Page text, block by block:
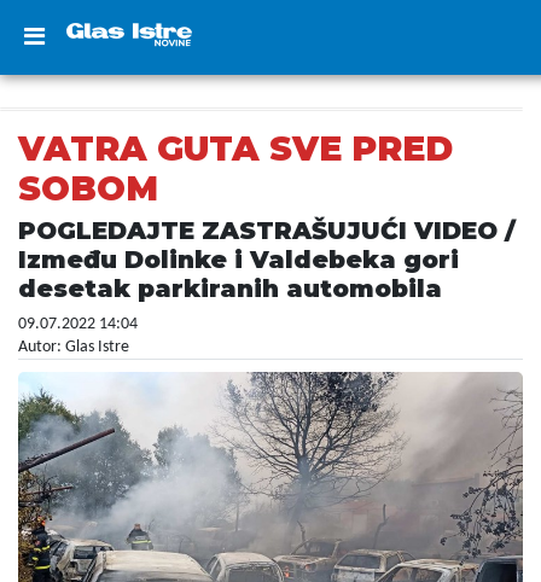
VATRA GUTA SVE PRED
SOBOM
POGLEDAJTE ZASTRAŠUJUĆI VIDEO /
Između Dolinke i Valdebeka gori
desetak parkiranih automobila
09.07.2022 14:04
Autor: Glas Istre